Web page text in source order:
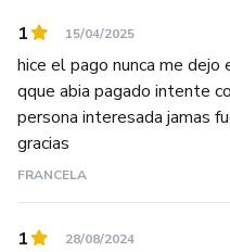
1 15/04/2025
hice el pago nunca me dejo
qque abia pagado intente
persona interesada jamas
gracias
FRANCELA
1 28/08/2024